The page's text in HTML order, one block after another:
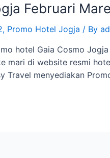
Februari
, Promo Hotel Jogja / By
hotel Gaia Cosmo
mari di website resmi
Travel menyediakan